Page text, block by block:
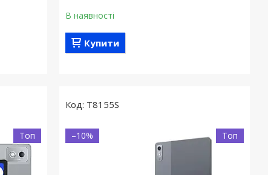
В наявності
Купити
Топ
T8155S
Топ
–10%